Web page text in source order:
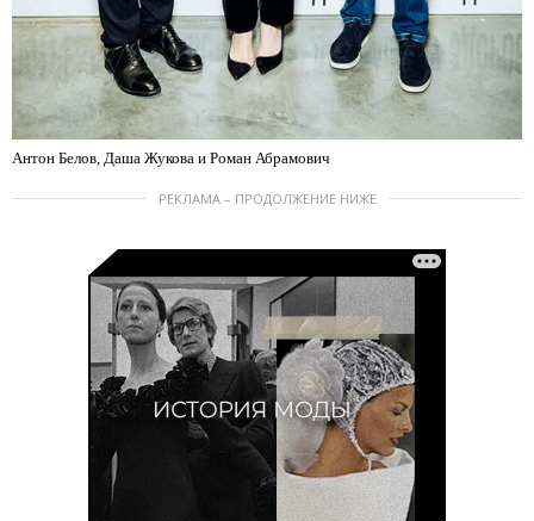
Антон Белов, Даша Жукова и Роман Абрамович
РЕКЛАМА – ПРОДОЛЖЕНИЕ НИЖЕ